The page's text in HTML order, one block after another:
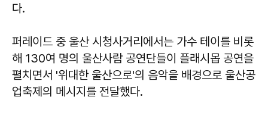
다.
퍼레이드 중 울산 시청사거리에서는 가수 테이를 비롯
해 130여 명의 울산사람 공연단들이 플래시몹 공연을
펼치면서 '위대한 울산으로'의 음악을 배경으로 울산공
업축제의 메시지를 전달했다.